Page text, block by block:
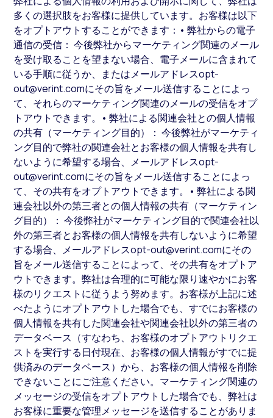
多くの選択肢をお客様に提供しています。お客様は以下
をオプトアウトすることができます：• 弊社からの電子
通信の受信： 今後弊社からマーケティング関連のメール
を受け取ることを望まない場合、電子メールに含まれて
いる手順に従うか、またはメールアドレスopt-
out@verint.comにその旨をメール送信することによっ
て、それらのマーケティング関連のメールの受信をオプ
トアウトできます。• 弊社による関連会社との個人情報
の共有（マーケティング目的）： 今後弊社がマーケティ
ング目的で弊社の関連会社とお客様の個人情報を共有し
ないように希望する場合、メールアドレスopt-
out@verint.comにその旨をメール送信することによっ
て、その共有をオプトアウトできます。• 弊社による関
連会社以外の第三者との個人情報の共有（マーケティン
グ目的）： 今後弊社がマーケティング目的で関連会社以
外の第三者とお客様の個人情報を共有しないように希望
する場合、メールアドレスopt-out@verint.comにその
旨をメール送信することによって、その共有をオプトア
ウトできます。弊社は合理的に可能な限り速やかにお客
様のリクエストに従うよう努めます。お客様が上記に述
べたようにオプトアウトした場合でも、すでにお客様の
個人情報を共有した関連会社や関連会社以外の第三者の
データベース（すなわち、お客様のオプトアウトリクエ
ストを実行する日付現在、お客様の個人情報がすでに提
供済みのデータベース）から、お客様の個人情報を削除
できないことにご注意ください。マーケティング関連の
メッセージの受信をオプトアウトした場合でも、弊社は
お客様に重要な管理メッセージを送信することがありま